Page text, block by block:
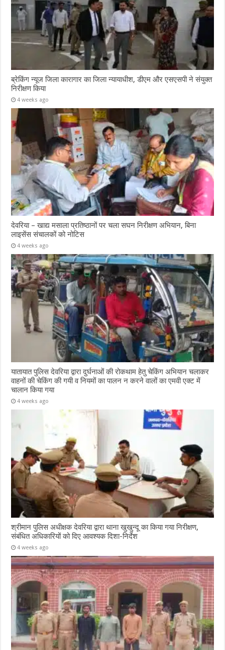
ब्रेकिंग न्यूज जिला कारागार का जिला न्यायाधीश, डीएम और एसएसपी ने संयुक्त
निरीक्षण किया
4 weeks ago
देवरिया – खाद्य मसाला प्रतिष्ठानों पर चला सघन निरीक्षण अभियान, बिना
लाइसेंस संचालकों को नोटिस
4 weeks ago
यातायात पुलिस देवरिया द्वारा दुर्घनाओं की रोकथाम हेतु चेकिंग अभियान चलाकर
वाहनों की चेकिंग की गयी व नियमों का पालन न करने वालों का एमवी एक्ट में
चालान किया गया
4 weeks ago
श्रीमान पुलिस अधीक्षक देवरिया द्वारा थाना खुखुन्दू का किया गया निरीक्षण,
संबंधित अधिकारियों को दिए आवश्यक दिशा-निर्देश
4 weeks ago